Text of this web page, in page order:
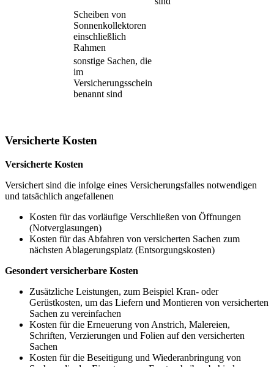
Scheiben von
Sonnenkollektoren
einschließlich
Rahmen
sonstige Sachen, die
im
Versicherungsschein
benannt sind
Versicherte Kosten
Versicherte Kosten
Versichert sind die infolge eines Versicherungsfalles notwendigen
und tatsächlich angefallenen
Kosten für das vorläufige Verschließen von Öffnungen
(Notverglasungen)
Kosten für das Abfahren von versicherten Sachen zum
nächsten Ablagerungsplatz (Entsorgungskosten)
Gesondert versicherbare Kosten
Zusätzliche Leistungen, zum Beispiel Kran- oder
Gerüstkosten, um das Liefern und Montieren von versicherten
Sachen zu vereinfachen
Kosten für die Erneuerung von Anstrich, Malereien,
Schriften, Verzierungen und Folien auf den versicherten
Sachen
Kosten für die Beseitigung und Wiederanbringung von